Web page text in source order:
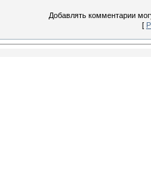
Добавлять комментарии
[